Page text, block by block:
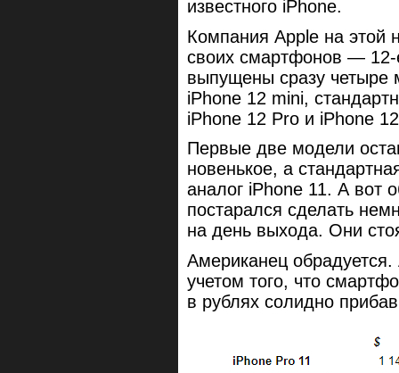
известного iPhone.
Компания Apple на этой
своих смартфонов —
выпущены сразу
iPhone 12 mini,
iPhone 12 Pro и iPhone
Первые две модели
новенькое, а
аналог iPhone 11. А вот
постарался сделать
на день выхода. Они
Американец
учетом того, что
в рублях солидно